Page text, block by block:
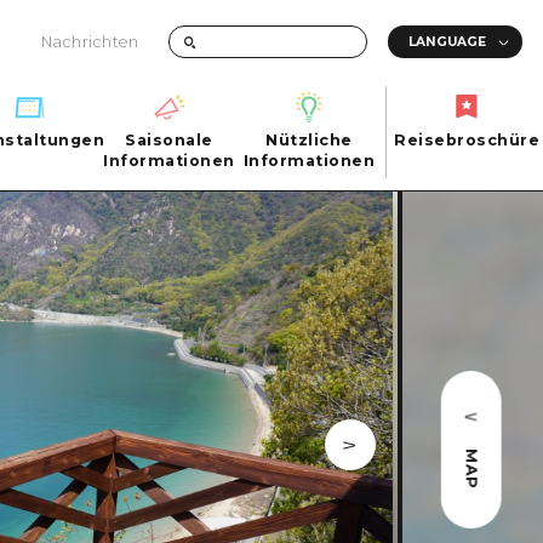
Nachrichten
City
Saisonale
Informationen
Informationen
Nützliche
Informationen
Informationen
FAQs
Foto-Download
Transportinformationen bei Katastrophen
Reisebroschüre
MAP